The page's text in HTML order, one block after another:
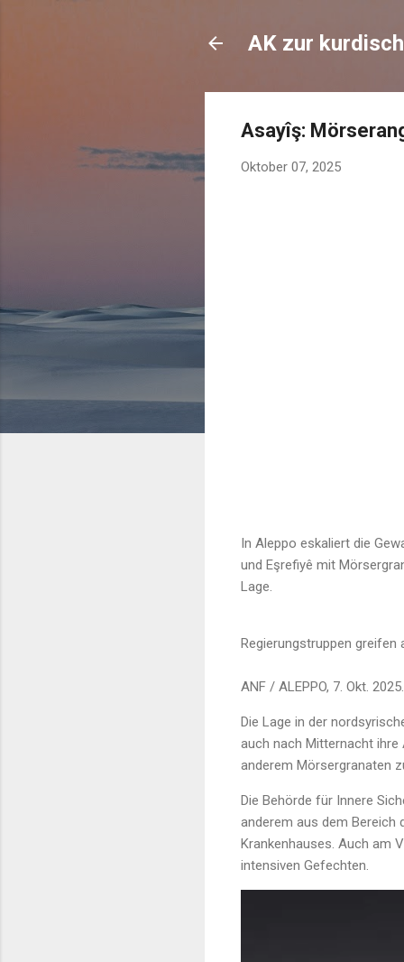
AK zur
Asayîş:
Oktober 07, 2025
In Aleppo eskaliert die
und Eşrefiyê mit
Lage.
Regierungstruppen greifen
ANF / ALEPPO, 7. Okt. 2025.
Die Lage in der
auch nach Mitternacht
anderem Mörsergranaten
Die Behörde für Innere
anderem aus dem Bereich
Krankenhauses. Auch am
intensiven Gefechten.